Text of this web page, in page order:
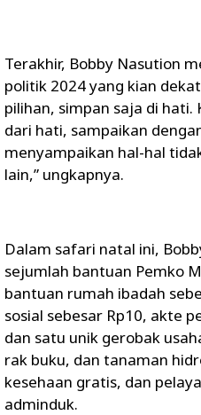
Terakhir, Bobby Nasution
politik 2024 yang kian
pilihan, simpan saja di
dari hati, sampaikan
menyampaikan hal-hal
lain,” ungkapnya.
Dalam safari natal ini,
sejumlah bantuan Pemko
bantuan rumah ibadah
sosial sebesar Rp10, akte
dan satu unik gerobak
rak buku, dan tanaman
kesehaan gratis, dan
adminduk.